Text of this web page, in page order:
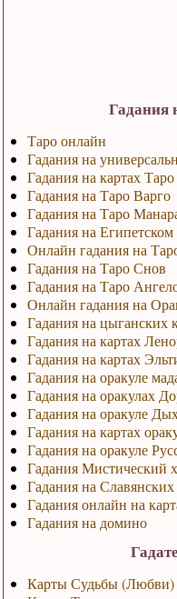
Гадания
Таро онлайн
Гадания на
Гадания на картах Таро
Гадания на Таро Варго
Гадания на Таро
Гадания на
Онлайн гадания на
Гадания на Таро Снов
Гадания на Таро
Онлайн гадания на
Гадания на цыганских
Гадания на картах
Гадания на картах
Гадания на оракуле
Гадания на оракулах
Гадания на оракуле
Гадания на картах
Гадания на оракуле
Гадания Мистический
Гадания на Славянских
Гадания онлайн на
Гадания на домино
Карты Судьбы (Любви)